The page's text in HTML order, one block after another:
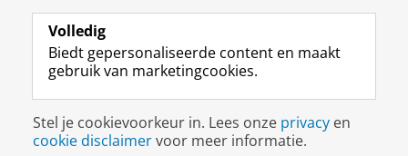
o
p
r
f
i
e
r
m
c
c
o
Praktisch
Over de UB
Disclaimer & Copyright
Inloggen
Volledig
Biedt gepersonaliseerde content en maakt
gebruik van marketingcookies.
Stel je cookievoorkeur in. Lees onze privacy en
cookie disclaimervoor meer informatie.